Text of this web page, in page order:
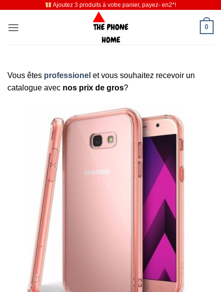
contenu
Ajoutez 3 produits à votre panier, payez- en2*!
0
Vous êtes professionel et vous souhaitez recevoir un
catalogue avec nos prix de gros?